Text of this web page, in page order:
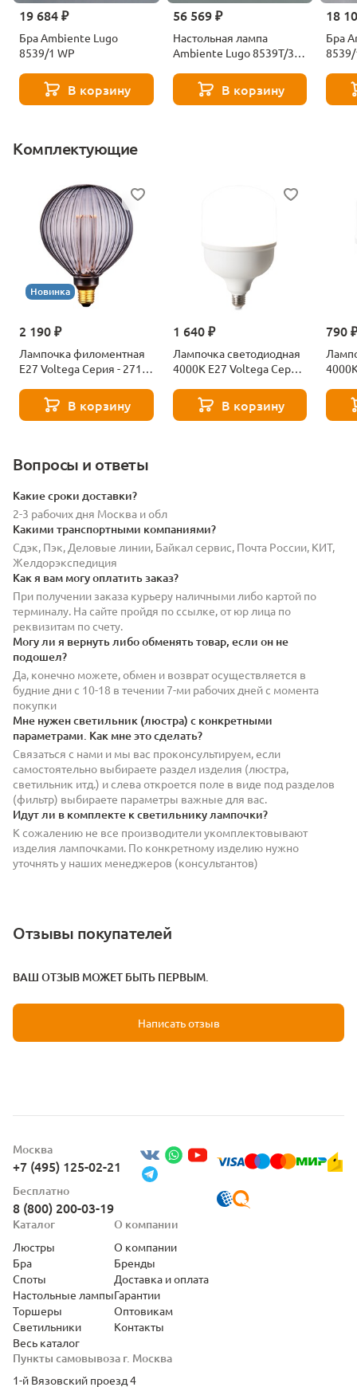
19 684 ₽
Бра Ambiente Lugo
8539/1 WP
В корзину
56 569 ₽
Настольная лампа
Ambiente Lugo 8539T/3
В корзину
18
Бра
Комплектующие
Новинка
2 190 ₽
Лампочка филоментная
Е27 Voltega Серия - 271
В корзину
1 640 ₽
Лампочка светодиодная
4000К Е27 Voltega Серия
В корзину
790
Вопросы и ответы
Какие сроки доставки?
2-3 рабочих дня Москва и обл
Какими транспортными компаниями?
Сдэк, Пэк, Деловые линии, Байкал сервис, Почта России, КИТ,
Желдорэкспедиция
Как я вам могу оплатить заказ?
При получении заказа курьеру наличными либо картой по
терминалу. На сайте пройдя по ссылке, от юр лица по
реквизитам по счету.
Могу ли я вернуть либо обменять товар, если он не
подошел?
Да, конечно можете, обмен и возврат осуществляется в
будние дни с 10-18 в течении 7-ми рабочих дней с момента
покупки
Мне нужен светильник (люстра) с конкретными
параметрами. Как мне это сделать?
Связаться с нами и мы вас проконсультируем, если
самостоятельно выбираете раздел изделия (люстра,
светильник итд.) и слева откроется поле в виде под разделов
(фильтр) выбираете параметры важные для вас.
Идут ли в комплекте к светильнику лампочки?
К сожалению не все производители укомплектовывают
изделия лампочками. По конкретному изделию нужно
уточнять у наших менеджеров (консультантов)
Отзывы покупателей
ВАШ ОТЗЫВ МОЖЕТ БЫТЬ ПЕРВЫМ.
Написать отзыв
Москва
+7 (495) 125-02-21
Бесплатно
8 (800) 200-03-19
Пункты самовывоза г. Москва
1-й Вязовский проезд 4
Каталог
Люстры
Бра
Споты
Настольные лампы
Торшеры
Светильники
Весь каталог
О компании
О компании
Бренды
Доставка и оплата
Гарантии
Оптовикам
Контакты